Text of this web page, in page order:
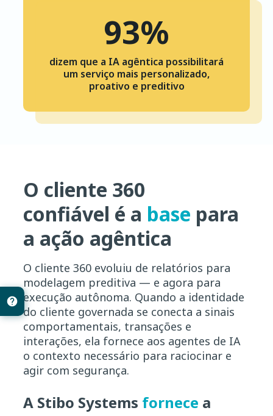
93%
dizem que a IA agêntica possibilitará
um serviço mais personalizado,
proativo e preditivo
O cliente 360
confiável é a base para
a ação agêntica
O cliente 360 evoluiu de relatórios para
modelagem preditiva — e agora para
execução autônoma. Quando a identidade
do cliente governada se conecta a sinais
comportamentais, transações e
interações, ela fornece aos agentes de IA
o contexto necessário para raciocinar e
agir com segurança.
A Stibo Systems fornece a